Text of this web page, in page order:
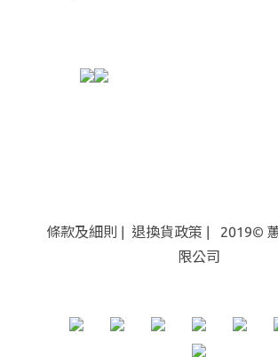
條款及細則 | 退換貨政策 | 2019©
限公司